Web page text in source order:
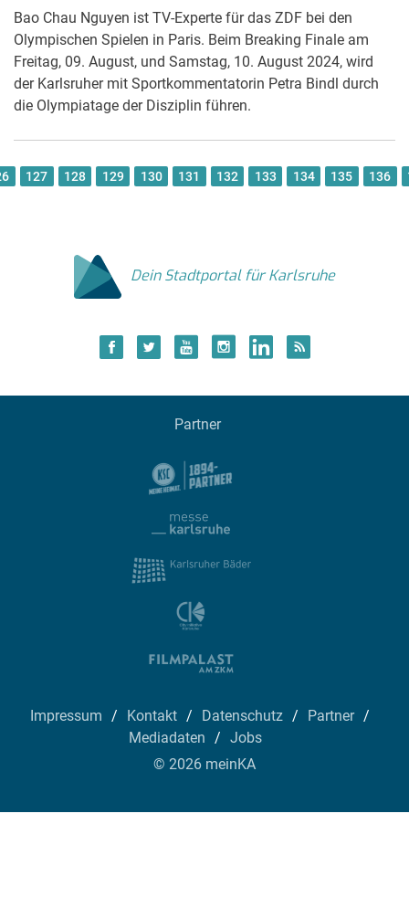
Bao Chau Nguyen ist TV-Experte für das ZDF bei den
Olympischen Spielen in Paris. Beim Breaking Finale am
Freitag, 09. August, und Samstag, 10. August 2024, wird
der Karlsruher mit Sportkommentatorin Petra Bindl durch
die Olympiatage der Disziplin führen.
127 128 129 130 131 132 133 134 135 136
Dein Stadtportal für Karlsruhe
Partner
Impressum Kontakt Datenschutz
Partner
Mediadaten
Jobs
© 2026 meinKA